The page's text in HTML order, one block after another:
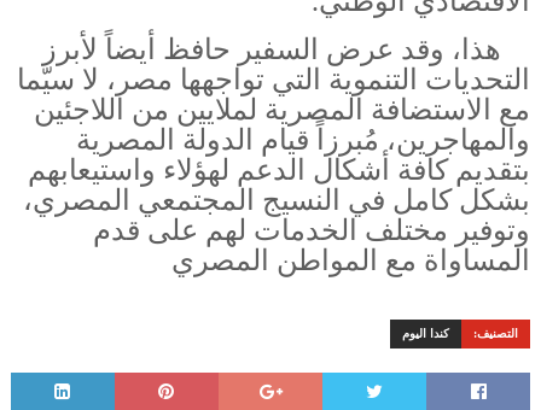
هذا، وقد عرض السفير حافظ أيضاً لأبرز
التحديات التنموية التي تواجهها مصر، لا سيّما
مع الاستضافة المصرية لملايين من اللاجئين
والمهاجرين، مُبرزاً قيام الدولة المصرية
بتقديم كافة أشكال الدعم لهؤلاء واستيعابهم
بشكل كامل في النسيج المجتمعي المصري،
وتوفير مختلف الخدمات لهم على قدم
المساواة مع المواطن المصري
التصنيف: كندا اليوم